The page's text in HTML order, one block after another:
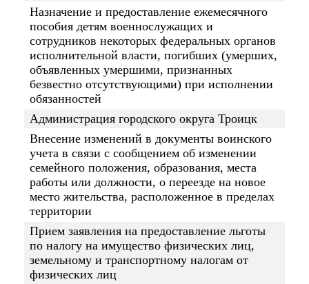
Назначение и предоставление ежемесячного
пособия детям военнослужащих и
сотрудников некоторых федеральных органов
исполнительной власти, погибших (умерших,
объявленных умершими, признанных
безвестно отсутствующими) при исполнении
обязанностей
Администрация городского округа Троицк
Внесение изменений в документы воинского
учета в связи с сообщением об изменении
семейного положения, образования, места
работы или должности, о переезде на новое
место жительства, расположенное в пределах
территории
Прием заявления на предоставление льготы
по налогу на имущество физических лиц,
земельному и транспортному налогам от
физических лиц